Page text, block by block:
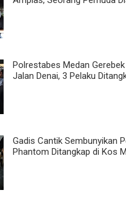
Polrestabes Medan
Jalan Denai, 3 Pelaku
Gadis Cantik Sembunyikan
Phantom Ditangkap di Kos